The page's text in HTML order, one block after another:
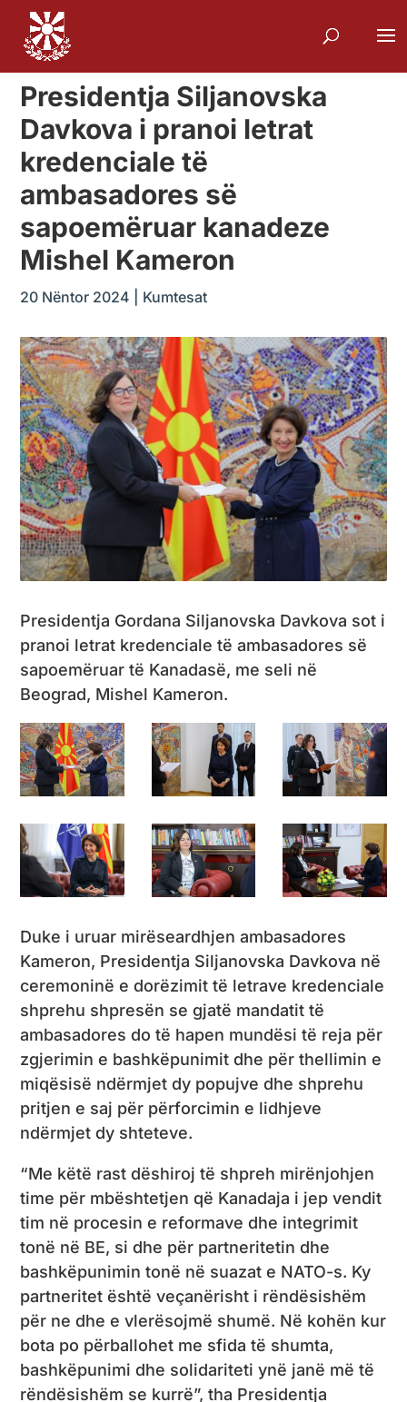
Presidentja Siljanovska
Davkova i pranoi letrat
kredenciale të
ambasadores së
sapoemëruar kanadeze
Mishel Kameron
20 Nëntor 2024 Kumtesat
Presidentja Gordana Siljanovska Davkova sot i
pranoi letrat kredenciale të ambasadores së
sapoemëruar të Kanadasë, me seli në
Beograd, Mishel Kameron.
Duke i uruar mirëseardhjen ambasadores
Kameron, Presidentja Siljanovska Davkova në
ceremoninë e dorëzimit të letrave kredenciale
shprehu shpresën se gjatë mandatit të
ambasadores do të hapen mundësi të reja për
zgjerimin e bashkëpunimit dhe për thellimin e
miqësisë ndërmjet dy popujve dhe shprehu
pritjen e saj për përforcimin e lidhjeve
ndërmjet dy shteteve.
“Me këtë rast dëshiroj të shpreh mirënjohjen
time për mbështetjen që Kanadaja i jep vendit
tim në procesin e reformave dhe integrimit
tonë në BE, si dhe për partneritetin dhe
bashkëpunimin tonë në suazat e NATO-s. Ky
partneritet është veçanërisht i rëndësishëm
për ne dhe e vlerësojmë shumë. Në kohën kur
bota po përballohet me sfida të shumta,
bashkëpunimi dhe solidariteti ynë janë më të
rëndësishëm se kurrë”, tha Presidentja